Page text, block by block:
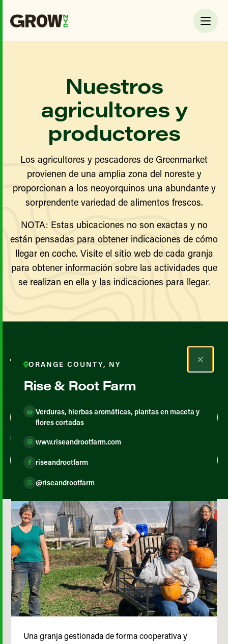
Nuestros
agricultores y
productores
Los agricultores y pescadores de Greenmarket
provienen de una amplia zona del noreste y
proporcionan a los neoyorquinos una abundante y
sorprendente variedad de alimentos frescos.
NOTA: Estas ubicaciones no son exactas y no
están pensadas para obtener indicaciones de cómo
llegar en coche. Visite el sitio web de cada granja
para obtener información sobre las actividades que
se realizan en ella y las indicaciones para llegar.
Todos los agricultores y
productores
Map View List View
ORANGE COUNTY, NY
Rise & Root Farm
Verduras, hierbas aromáticas, plantas en maceta y
flores cortadas
www.riseandrootfarm.com
riseandrootfarm
@riseandrootfarm
Una granja gestionada de forma cooperativa y